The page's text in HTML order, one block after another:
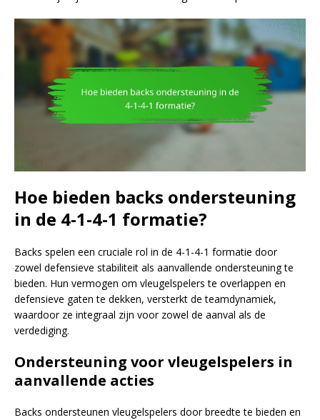
Hoe bieden backs ondersteuning
in de 4-1-4-1 formatie?
Backs spelen een cruciale rol in de 4-1-4-1 formatie door
zowel defensieve stabiliteit als aanvallende ondersteuning te
bieden. Hun vermogen om vleugelspelers te overlappen en
defensieve gaten te dekken, versterkt de teamdynamiek,
waardoor ze integraal zijn voor zowel de aanval als de
verdediging.
Ondersteuning voor vleugelspelers in
aanvallende acties
Backs ondersteunen vleugelspelers door breedte te bieden en